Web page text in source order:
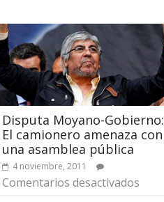
Disputa Moyano-Gobierno:
El camionero amenaza con
una asamblea pública
4 noviembre, 2011
Comentarios desactivados